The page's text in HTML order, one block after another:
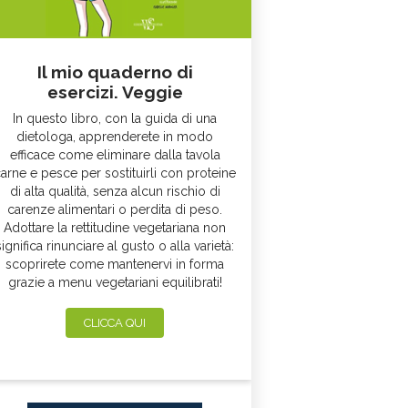
Il mio quaderno di
esercizi. Veggie
In questo libro, con la guida di una
dietologa, apprenderete in modo
efficace come eliminare dalla tavola
e pesce per sostituirli con proteine
di alta qualità, senza alcun rischio di
carenze alimentari o perdita di peso.
Adottare la rettitudine vegetariana non
rinunciare al gusto o alla varietà:
scoprirete come mantenervi in forma
grazie a menu vegetariani equilibrati!
CLICCA QUI